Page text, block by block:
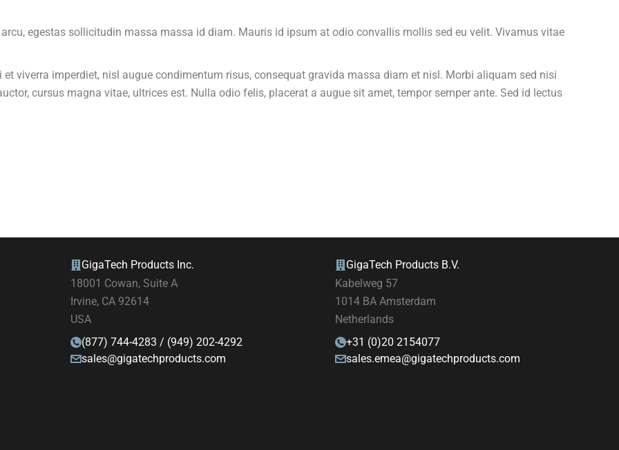
egestas sollicitudin massa massa id diam. Mauris id ipsum at odio convallis mollis sed eu velit. Vivamus vitae
viverra imperdiet, nisl augue condimentum risus, consequat gravida massa diam et nisl. Morbi aliquam sed nisi
cursus magna vitae, ultrices est. Nulla odio felis, placerat a augue sit amet, tempor semper ante. Sed id lectus
GigaTech Products Inc.
18001 Cowan, Suite A
Irvine, CA 92614
USA
(877) 744-4283 / (949) 202-4292
sales@gigatechproducts.com
GigaTech Products B.V.
Kabelweg 57
1014 BA Amsterdam
Netherlands
+31 (0)20 2154077
sales.emea@gigatechproducts.com